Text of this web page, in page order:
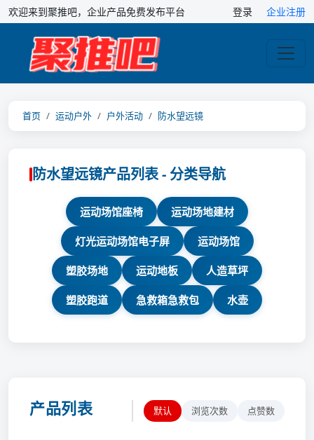
欢迎来到聚推吧，企业产品免费发布平台 登录 企业注册
首页 运动户外 户外活动 防水望远镜
防水望远镜产品列表 - 分类导航
运动场馆座椅 运动场地建材
灯光运动场馆电子屏 运动场馆
塑胶场地 运动地板 人造草坪
塑胶跑道 急救箱急救包 水壶
产品列表 默认 浏览次数 点赞数